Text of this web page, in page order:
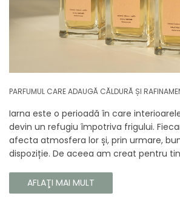
PARFUMUL CARE ADAUGĂ CĂLDURĂ ȘI
Iarna este o perioadă în care
devin un refugiu împotriva frigului.
afecta atmosfera lor și, prin urmare,
dispoziție. De aceea am creat pentru
fiecare colț al casei tale cu căldura și
iarnă. Noua noastră compoziție
AFLAŢI MAI MULT